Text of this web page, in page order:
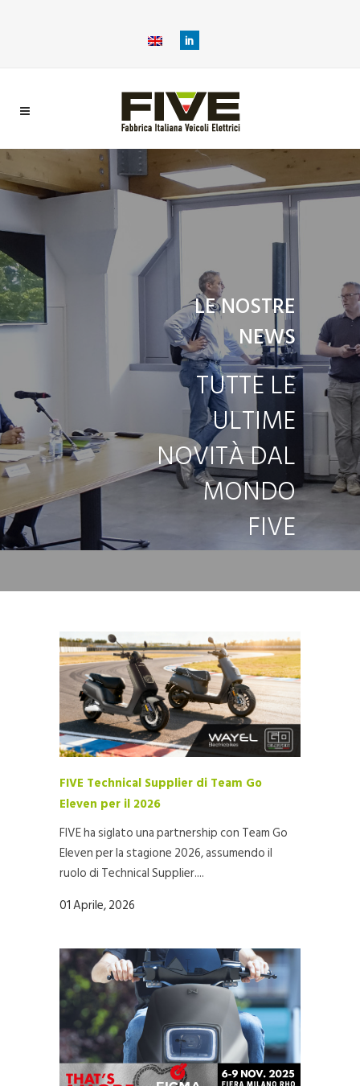
LE NOSTRE
NEWS
TUTTE LE
ULTIME
NOVITÀ DAL
MONDO
FIVE
FIVE Technical Supplier di Team Go
Eleven per il 2026
FIVE ha siglato una partnership con Team Go
Eleven per la stagione 2026, assumendo il
ruolo di Technical Supplier....
01 Aprile, 2026